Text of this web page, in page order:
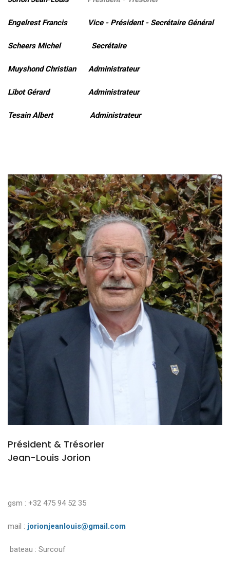
Engelrest Francis Vice - Président - Secrétaire Général
Scheers Michel Secrétaire
Muyshond Christian Administrateur
Libot Gérard Administrateur
Tesain Albert Administrateur
Président & Trésorier
Jean-Louis Jorion
gsm : +32 475 94 52 35
mail : jorionjeanlouis@gmail.com
bateau : Surcouf